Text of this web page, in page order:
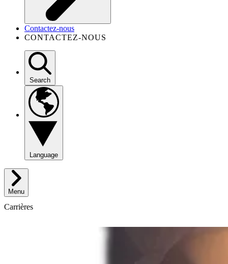
Contactez-nous
CONTACTEZ-NOUS
Search
Language
Menu
Carrières